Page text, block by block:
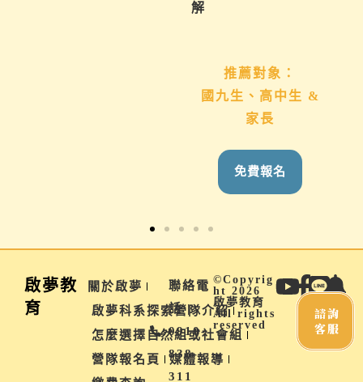
解
推薦對象：
國九生、高中生 &
家長
免費報名
啟夢教
育
關於啟夢
啟夢科系探索營隊介紹
怎麼選擇自然組或社會組
營隊報名頁
媒體報導
聯絡電
話 |
0910-
838-
311
©Copyrig
ht 2026
啟夢教育
All rights
reserved
諮詢
客服